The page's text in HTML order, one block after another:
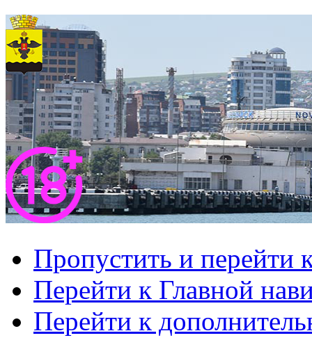
Пропустить и перейти
Перейти к Главной
Перейти к